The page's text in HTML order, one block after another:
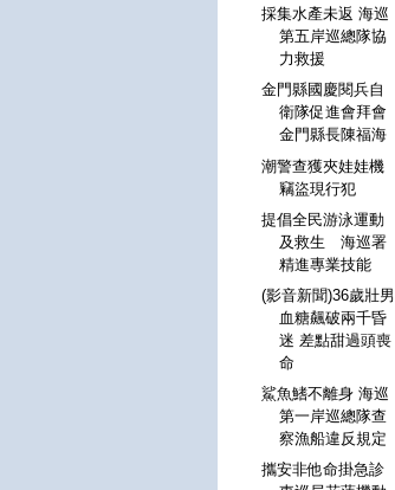
採集水產未返 海巡
第五岸巡總隊協
力救援
金門縣國慶閱兵自
衛隊促進會拜會
金門縣長陳福海
潮警查獲夾娃娃機
竊盜現行犯
提倡全民游泳運動
及救生 海巡署
精進專業技能
(影音新聞)36歲壯男
血糖飆破兩千昏
迷 差點甜過頭喪
命
鯊魚鰭不離身 海巡
第一岸巡總隊查
察漁船違反規定
攜安非他命掛急診